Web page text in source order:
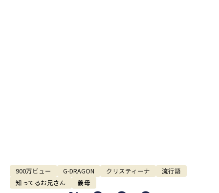
900万ビュー G-DRAGON クリスティーナ
流行語
知ってるお兄さん
義母